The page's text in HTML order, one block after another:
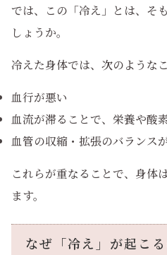
では、この「冷え」とは、そ
しょうか。
冷えた身体では、次のような
血行が悪い
血流が滞ることで、栄養や酸
血管の収縮・拡張のバランス
これらが重なることで、身体
ます。
なぜ「冷え」が起こ